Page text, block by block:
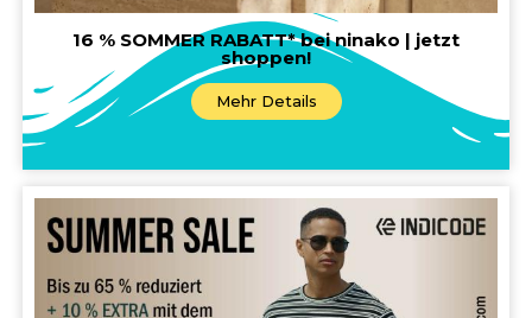
16 % SOMMER RABATT* bei ninako | jetzt
shoppen!
Mehr Details